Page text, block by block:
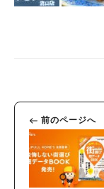
前のページへ